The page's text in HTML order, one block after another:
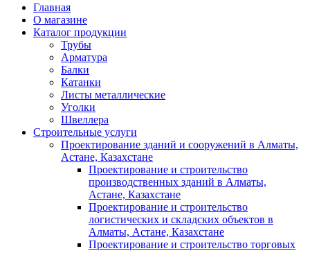
Главная
О магазине
Каталог продукции
Трубы
Арматура
Балки
Катанки
Листы металлические
Уголки
Швеллера
Строительные услуги
Проектирование зданий и сооружений в Алматы,
Астане, Казахстане
Проектирование и строительство
производственных зданий в Алматы,
Астане, Казахстане
Проектирование и строительство
логистических и складских объектов в
Алматы, Астане, Казахстане
Проектирование и строительство торговых